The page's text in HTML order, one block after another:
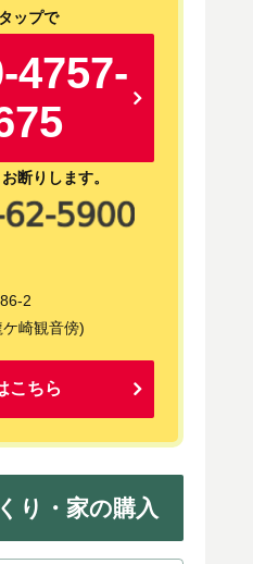
ップで
4757-
断りします。
2
崎観音傍)
こちら
り・家の購入